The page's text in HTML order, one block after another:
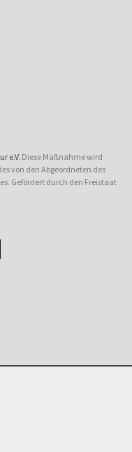
e.V. Diese Maßnahme wird
von den Abgeordneten des
Gefördert durch den Freistaat